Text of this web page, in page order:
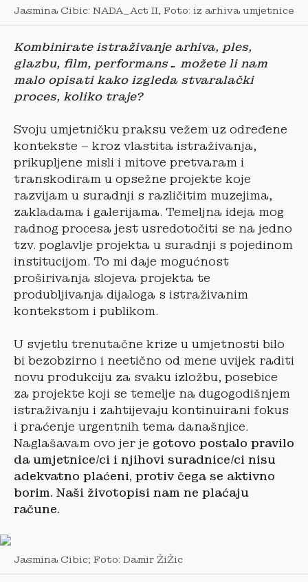
Jasmina Cibic: NADA_Act II, Foto: iz arhiva umjetnice
Kombinirate istraživanje arhiva, ples,
glazbu, film, performans… možete li nam
malo opisati kako izgleda stvaralački
proces, koliko traje?
Svoju umjetničku praksu vežem uz određene
kontekste – kroz vlastita istraživanja,
prikupljene misli i mitove pretvaram i
transkodiram u opsežne projekte koje
razvijam u suradnji s različitim muzejima,
zakladama i galerijama. Temeljna ideja mog
radnog procesa jest usredotočiti se na jedno
tzv. poglavlje projekta u suradnji s pojedinom
institucijom. To mi daje mogućnost
proširivanja slojeva projekta te
produbljivanja dijaloga s istraživanim
kontekstom i publikom.
U svjetlu trenutačne krize u umjetnosti bilo
bi bezobzirno i neetično od mene uvijek raditi
novu produkciju za svaku izložbu, posebice
za projekte koji se temelje na dugogodišnjem
istraživanju i zahtijevaju kontinuirani fokus
i praćenje urgentnih tema današnjice.
Naglašavam ovo jer je gotovo postalo pravilo
da umjetnice/ci i njihovi suradnice/ci nisu
adekvatno plaćeni, protiv čega se aktivno
borim. Naši životopisi nam ne plaćaju
račune.
Jasmina Cibic; Foto: Damir ŽiŽic